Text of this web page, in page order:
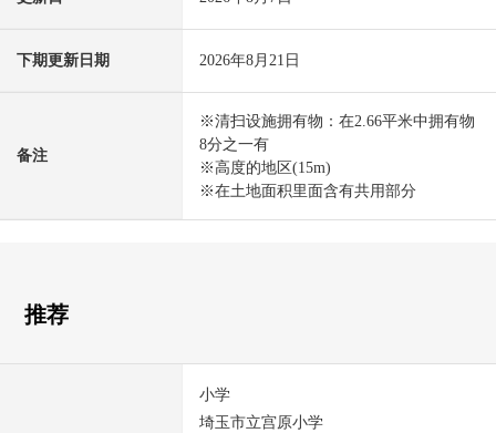
下期更新日期 2026年8月21日
备注
※清扫设施拥有物：在2.66平米中拥有物
8分之一有
※高度的地区(15m)
※在土地面积里面含有共用部分
推荐
小学
埼玉市立宫原小学